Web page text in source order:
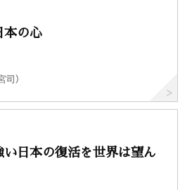
本の心
）
い日本の復活を世界は望ん